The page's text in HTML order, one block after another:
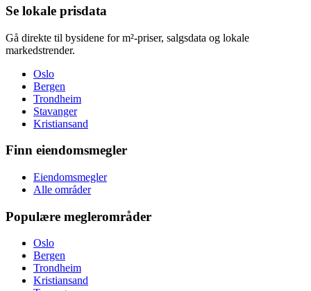
Se lokale prisdata
Gå direkte til bysidene for m²-priser, salgsdata og lokale
markedstrender.
Oslo
Bergen
Trondheim
Stavanger
Kristiansand
Finn eiendomsmegler
Eiendomsmegler
Alle områder
Populære meglerområder
Oslo
Bergen
Trondheim
Kristiansand